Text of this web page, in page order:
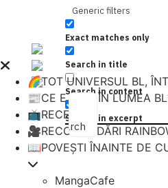
Search
Generic filters
Exact matches only
Search in title
Search in content
Search in excerpt
🌈TOT UNIVERSUL BL,
📰CE E NOU ÎN LUMEA
📺RECENZII
🎥RECOMANDĂRI
📖POVEȘTI ÎNAINTE DE
MangaCafe